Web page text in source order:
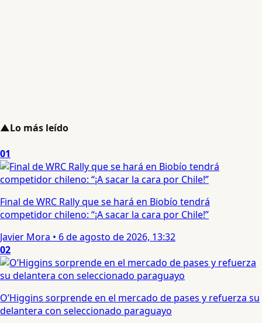
▲Lo más leído
01
Final de WRC Rally que se hará en Biobío tendrá
competidor chileno: “¡A sacar la cara por Chile!”
Javier Mora • 6 de agosto de 2026, 13:32
02
O’Higgins sorprende en el mercado de pases y refuerza su
delantera con seleccionado paraguayo